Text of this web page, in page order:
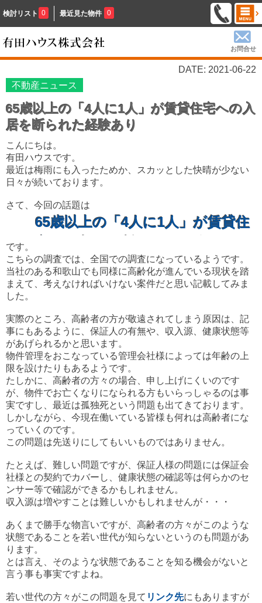
検討リスト 0 最近見た物件 0
お問合せ
DATE: 2021-06-22
不動産ニュース
65歳以上の「4人に1人」が賃貸住宅への入
居を断られた経験あり
こんにちは。
有田ハウスです。
最近は梅雨にも入ったためか、スカッとした快晴が少ない
日々が続いております。
さて、今回の話題は
65歳以上の「4人に1人」が賃貸住
です。
こちらの調査では、全国での調査になっているようです。
当社のある和歌山でも同様に高齢化が進んでいる現状を踏
まえて、考えなければいけない案件だと思い記載してみま
した。
実際のところ、高齢者の方が敬遠されてしまう原因は、記
事にもあるように、保証人の有無や、収入源、健康状態等
があげられるかと思います。
物件管理をおこなっている管理会社様によっては年齢の上
限を設けたりもあるようです。
たしかに、高齢者の方々の場合、申し上げにくいのです
が、物件でお亡くなりになられる方もいらっしゃるのは事
実ですし、最近は孤独死という問題も出てきております。
しかしながら、今現在働いている皆様も何れは高齢者にな
っていくのです。
この問題は先送りにしてもいいものではありません。
たとえば、難しい問題ですが、保証人様の問題には保証会
社様との契約でカバーし、健康状態の確認等は何らかのセ
ンサー等で確認ができるかもしれません。
収入源は増やすことは難しいかもしれませんが・・・
あくまで勝手な物言いですが、高齢者の方々がこのような
状態であることを若い世代が知らないというのも問題があ
ります。
とは言え、そのような状態であることを知る機会がないと
言う事も事実ですよね。
若い世代の方々がこの問題を見て リンク先にもありますが